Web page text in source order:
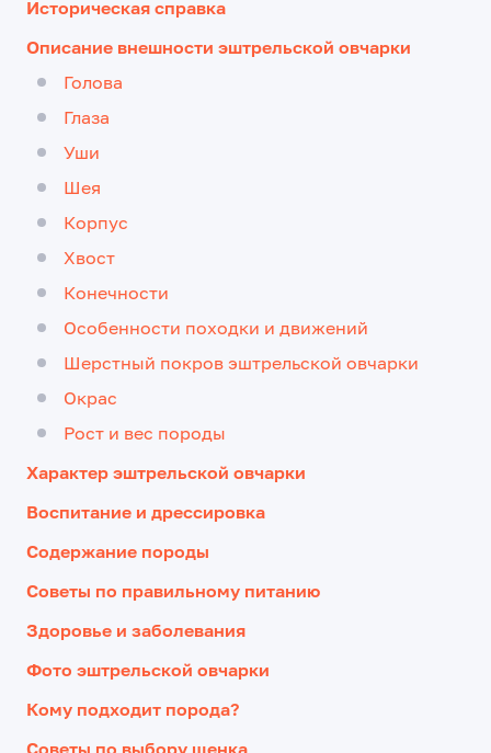
Историческая справка
Описание внешности эштрельской овчарки
Голова
Глаза
Уши
Шея
Корпус
Хвост
Конечности
Особенности походки и движений
Шерстный покров эштрельской овчарки
Окрас
Рост и вес породы
Характер эштрельской овчарки
Воспитание и дрессировка
Содержание породы
Советы по правильному питанию
Здоровье и заболевания
Фото эштрельской овчарки
Кому подходит порода?
Советы по выбору щенка